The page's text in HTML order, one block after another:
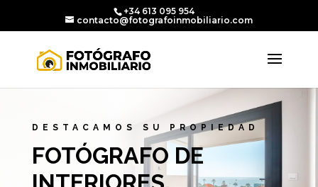
+34 613 095 954
contacto@fotografoinmobiliario.com
DESTACAMOS SU PROPIEDAD
FOTÓGRAFO DE